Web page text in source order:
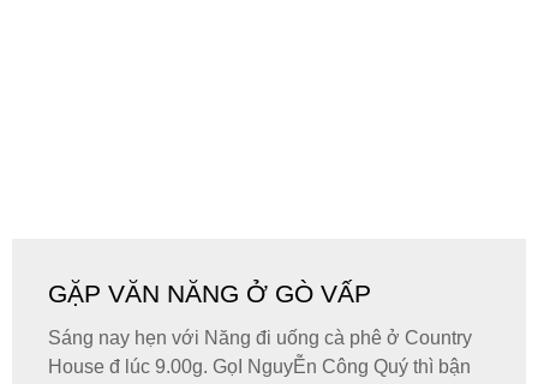
GẶP VĂN NĂNG Ở GÒ VẤP
Sáng nay hẹn với Năng đi uống cà phê ở Country
House đ lúc 9.00g. GọI NguyỄn Công Quý thì bận